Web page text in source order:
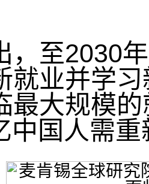
，至2030
就业并学
最大规模
中国人需